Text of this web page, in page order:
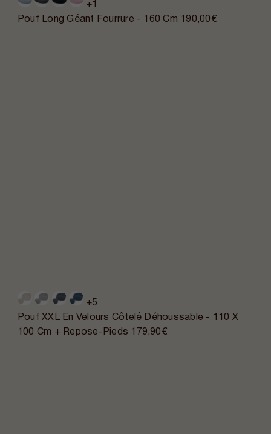
+1
Pouf Long Géant Fourrure - 160 Cm
190,00€
+5
Pouf XXL En Velours Côtelé Déhoussable - 110 X
100 Cm + Repose-Pieds 179,90€